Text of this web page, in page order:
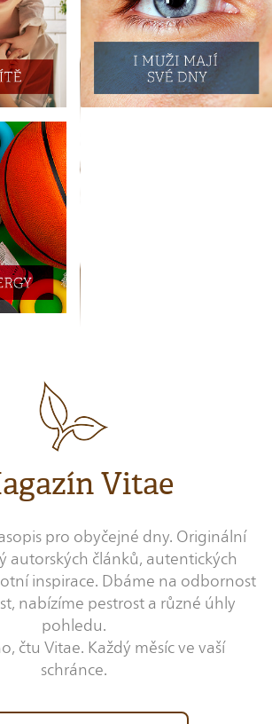
Vitae
pro obyčejné dny. Originální
autorských článků, autentických
inspirace. Dbáme na odbornost
nabízíme pestrost a různé úhly
pohledu.
čtu Vitae. Každý měsíc ve vaší
schránce.